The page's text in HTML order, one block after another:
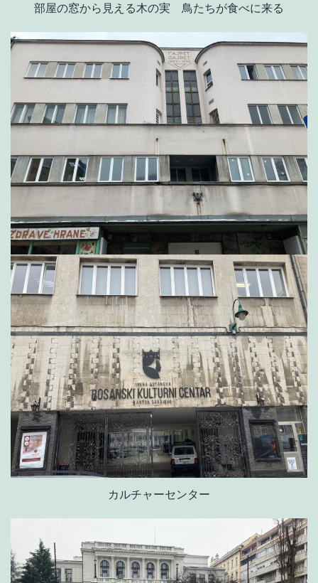
部屋の窓から見える木の実 鳥たちが食べに来る
カルチャーセンター